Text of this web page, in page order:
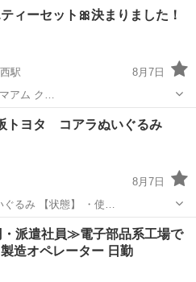
ィーセット🎀決まりました！
駅
8月7日
のマーチ🐨×２ カントリーマアム ク…
食品
トヨタ コアラぬいぐるみ
8月7日
ぬいぐるみ 【状態】 ・使…
コアラ
派遣社員≫電子部品系工場で
造オペレーター 日勤